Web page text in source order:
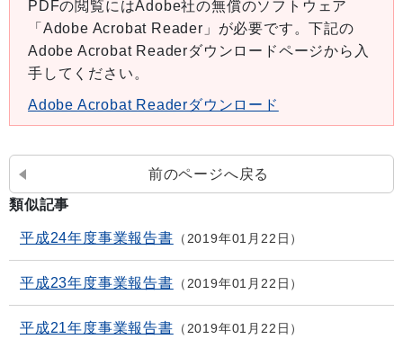
PDFの閲覧にはAdobe社の無償のソフトウェア
「Adobe Acrobat Reader」が必要です。下記の
Adobe Acrobat Readerダウンロードページから入
手してください。
Adobe Acrobat Readerダウンロード
前のページへ戻る
類似記事
平成24年度事業報告書 2019年01月22日
平成23年度事業報告書 2019年01月22日
平成21年度事業報告書 2019年01月22日